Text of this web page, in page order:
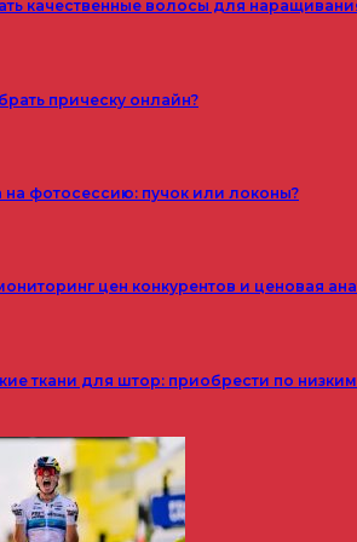
качественные волосы для
прическу онлайн?
на фотосессию: пучок или локоны?
цен конкурентов и ценовая
ткани для штор: приобрести по